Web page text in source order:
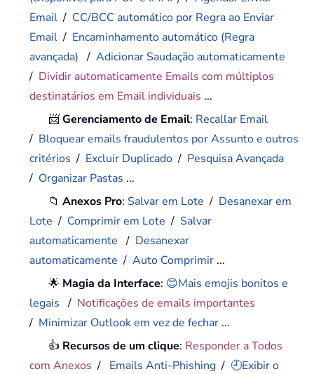
Email / CC/BCC automático por Regra ao Enviar
Email / Encaminhamento automático (Regra
avançada) /Adicionar Saudação automaticamente
/ Dividir automaticamente Emails com múltiplos
destinatários em Email individuais ...
📨Gerenciamento de Email: Recallar Email
/ Bloquear emails fraudulentos por Assunto e outros
critérios / Excluir Duplicado / Pesquisa Avançada
/ Organizar Pastas ...
📁Anexos Pro: Salvar em Lote / Desanexar em
Lote / Comprimir em Lote / Salvar
automaticamente / Desanexar
automaticamente /Auto Comprimir ...
🌟 Magia da Interface: 😊Mais emojis bonitos e
legais / Notificações de emails importantes
/ Minimizar Outlook em vez de fechar ...
👍 Recursos de um clique: Responder a Todos
com Anexos / Emails Anti-Phishing / 🕘Exibir o